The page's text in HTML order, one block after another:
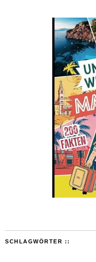
SCHLAGWÖRTER ::